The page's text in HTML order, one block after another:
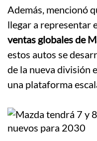
Además, mencionó
llegar a representar
ventas globales de
estos autos se
de la nueva división
una plataforma